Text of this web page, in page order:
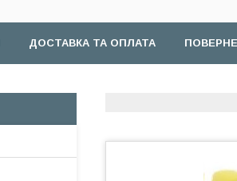
ДОСТАВКА ТА ОПЛАТА